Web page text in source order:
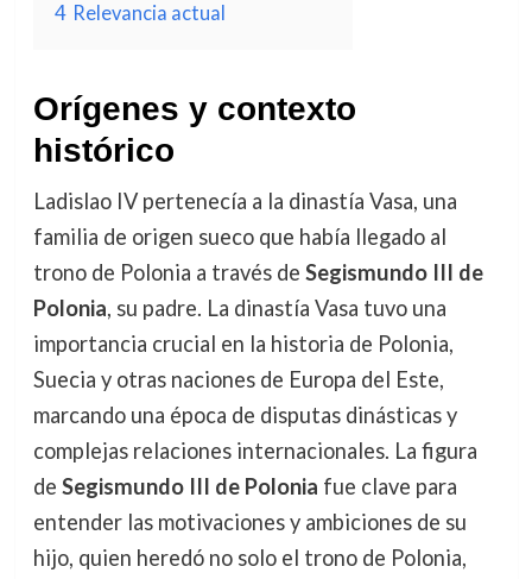
4 Relevancia actual
Orígenes y contexto
histórico
Ladislao IV pertenecía a la dinastía Vasa, una
familia de origen sueco que había llegado al
trono de Polonia a través de Segismundo III de
Polonia, su padre. La dinastía Vasa tuvo una
importancia crucial en la historia de Polonia,
Suecia y otras naciones de Europa del Este,
marcando una época de disputas dinásticas y
complejas relaciones internacionales. La figura
de Segismundo III de Polonia fue clave para
entender las motivaciones y ambiciones de su
hijo, quien heredó no solo el trono de Polonia,